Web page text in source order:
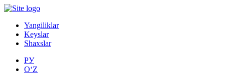
Yangiliklar
Keyslar
Shaxslar
РУ
O‘Z